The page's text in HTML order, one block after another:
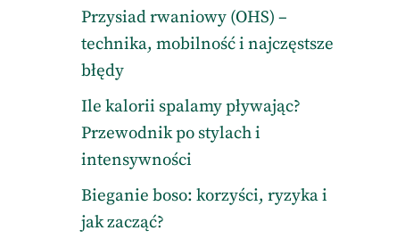
Przysiad rwaniowy (OHS) –
technika, mobilność i najczęstsze
błędy
Ile kalorii spalamy pływając?
Przewodnik po stylach i
intensywności
Bieganie boso: korzyści, ryzyka i
jak zacząć?